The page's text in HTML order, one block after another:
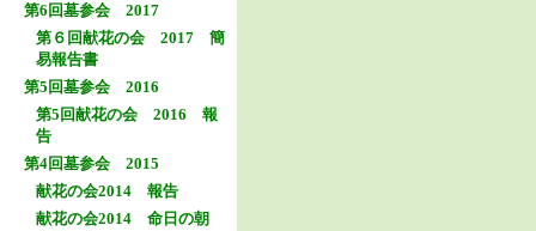
第6回墓参会 2017
第６回献花の会 2017 簡
易報告書
第5回墓参会 2016
第5回献花の会 2016 報
告
第4回墓参会 2015
献花の会2014 報告
献花の会2014 命日の朝